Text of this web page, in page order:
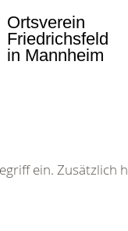
Ortsverein
Friedrichsfeld
in Mannheim
ein. Zusätzlich